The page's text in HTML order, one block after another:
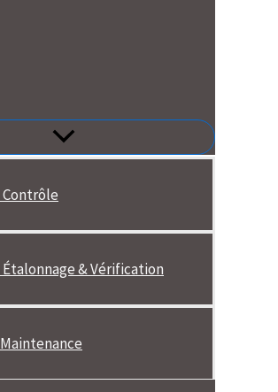
Contrôle
Étalonnage & Vérification
Maintenance